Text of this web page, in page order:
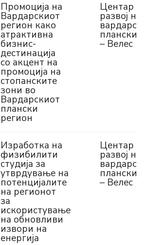
Промоција на
Вардарскиот
регион како
атрактивна
бизнис-
дестинација
со акцент на
промоција на
стопанските
зони во
Вардарскиот
плански
регион
Центар за
развој на
– Велес
Изработка на
физибилити
студија за
утврдување на
потенцијалите
на регионот
за
искористување
на обновливи
извори на
енергија
Центар за
развој на
– Велес